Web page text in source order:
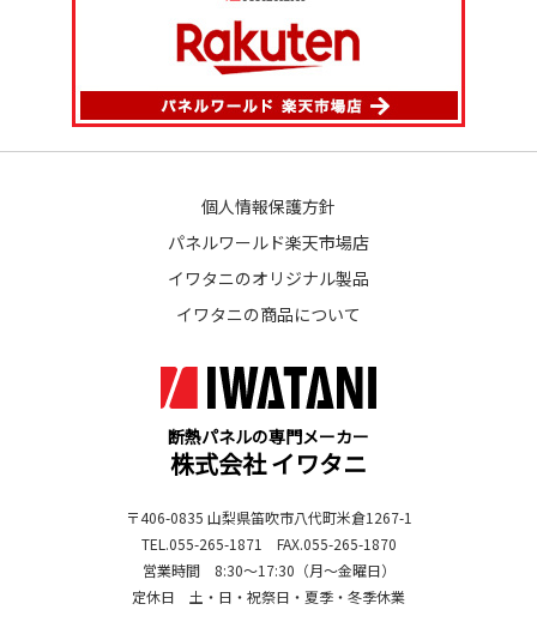
断熱パネルの専門メーカー
株式会社 イワタニ
〒406-0835 山梨県笛吹市八代町米倉1267-1
TEL.055-265-1871 FAX.055-265-1870
営業時間 8:30～17:30（月～金曜日）
定休日 土・日・祝祭日・夏季・冬季休業
個人情報保護方針
パネルワールド楽天市場店
イワタニのオリジナル製品
イワタニの商品について